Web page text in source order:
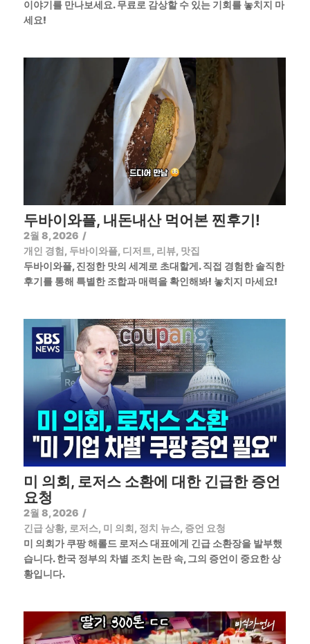
이야기를 만나보세요. 무료로 감상할 수 있는 기회를 놓치지 마
세요!
두바이와플, 내돈내산 먹어본 찐후기!
2월 8, 2026 /
개인 경험, 두바이와플, 디저트, 리뷰, 맛집
두바이와플, 진정한 맛의 세계로 초대할게. 직접 경험한 솔직한
후기를 통해 특별한 조합과 매력을 확인해봐! 놓치지 마세요!
미 의회, 로저스 소환에 대한 긴급한 증언
요청
2월 8, 2026 /
긴급 상황, 로저스, 미 의회, 정치 뉴스, 증언 요청
미 의회가 쿠팡 해롤드 로저스 대표에게 긴급 소환장을 발부했
습니다. 한국 정부의 차별 조치 논란 속, 그의 증언이 중요한 상
황입니다.